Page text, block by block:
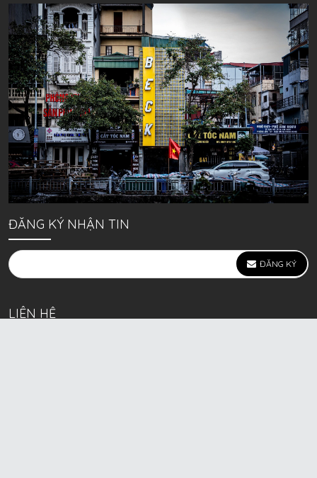
ĐĂNG KÝ NHẬN TIN
ĐĂNG KÝ
LIÊN HỆ